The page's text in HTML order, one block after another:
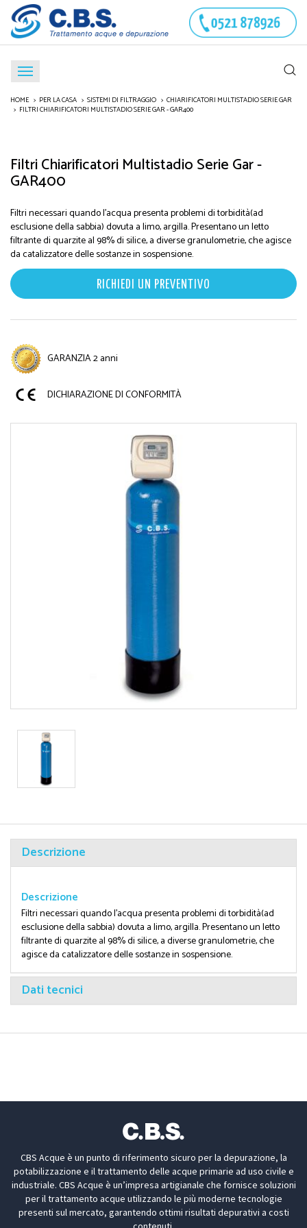
HOME PER LA CASA SISTEMI DI FILTRAGGIO
CHIARIFICATORI MULTISTADIO SERIE GAR
FILTRI CHIARIFICATORI MULTISTADIO SERIE GAR - GAR400
Filtri Chiarificatori Multistadio Serie Gar -
GAR400
Filtri necessari quando l'acqua presenta problemi di torbidità(ad
esclusione della sabbia) dovuta a limo, argilla. Presentano un letto
filtrante di quarzite al 98% di silice, a diverse granulometrie, che agisce
da catalizzatore delle sostanze in sospensione.
RICHIEDI UN PREVENTIVO
GARANZIA 2 anni
DICHIARAZIONE DI CONFORMITÀ
Descrizione
Descrizione
Filtri necessari quando l'acqua presenta problemi di torbidità(ad
esclusione della sabbia) dovuta a limo, argilla. Presentano un letto
filtrante di quarzite al 98% di silice, a diverse granulometrie, che
agisce da catalizzatore delle sostanze in sospensione.
Dati tecnici
CBS Acque è un punto di riferimento sicuro per la depurazione, la
potabilizzazione e il trattamento delle acque primarie ad uso civile e
industriale. CBS Acque è un’impresa artigianale che fornisce soluzioni
per il trattamento acque utilizzando le più moderne tecnologie
presenti sul mercato, garantendo ottimi risultati depurativi a costi